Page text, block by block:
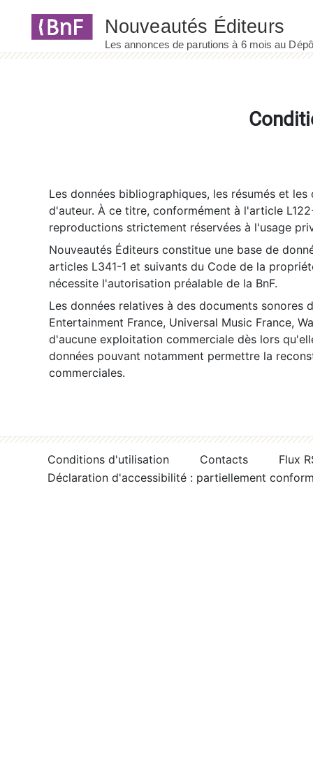
Les données bibliographiques, les résumés et
d'auteur. À ce titre, conformément à l'article
reproductions strictement réservées à l'usage
Nouveautés Éditeurs constitue une base de
articles L341-1 et suivants du Code de la
nécessite l'autorisation préalable de la BnF.
Les données relatives à des documents sonores
Entertainment France, Universal Music France,
d'aucune exploitation commerciale dès lors
données pouvant notamment permettre la
commerciales.
Conditions d'utilisation Contacts
Flux
Déclaration d'accessibilité : partiellement